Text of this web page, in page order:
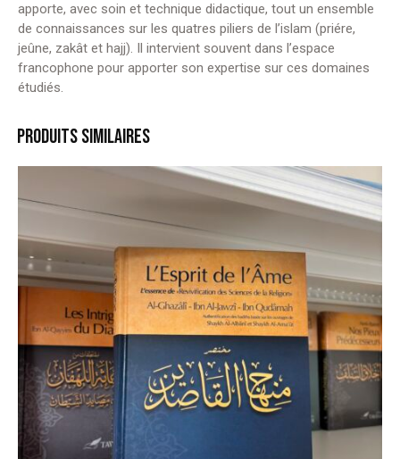
apporte, avec soin et technique didactique, tout un ensemble
de connaissances sur les quatres piliers de l’islam (priére,
jeûne, zakât et hajj). Il intervient souvent dans l’espace
francophone pour apporter son expertise sur ces domaines
étudiés.
PRODUITS SIMILAIRES